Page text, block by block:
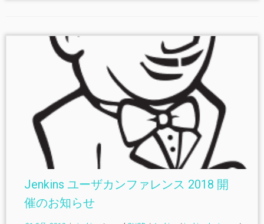
Jenkins ユーザカンファレンス 2018 開
催のお知らせ